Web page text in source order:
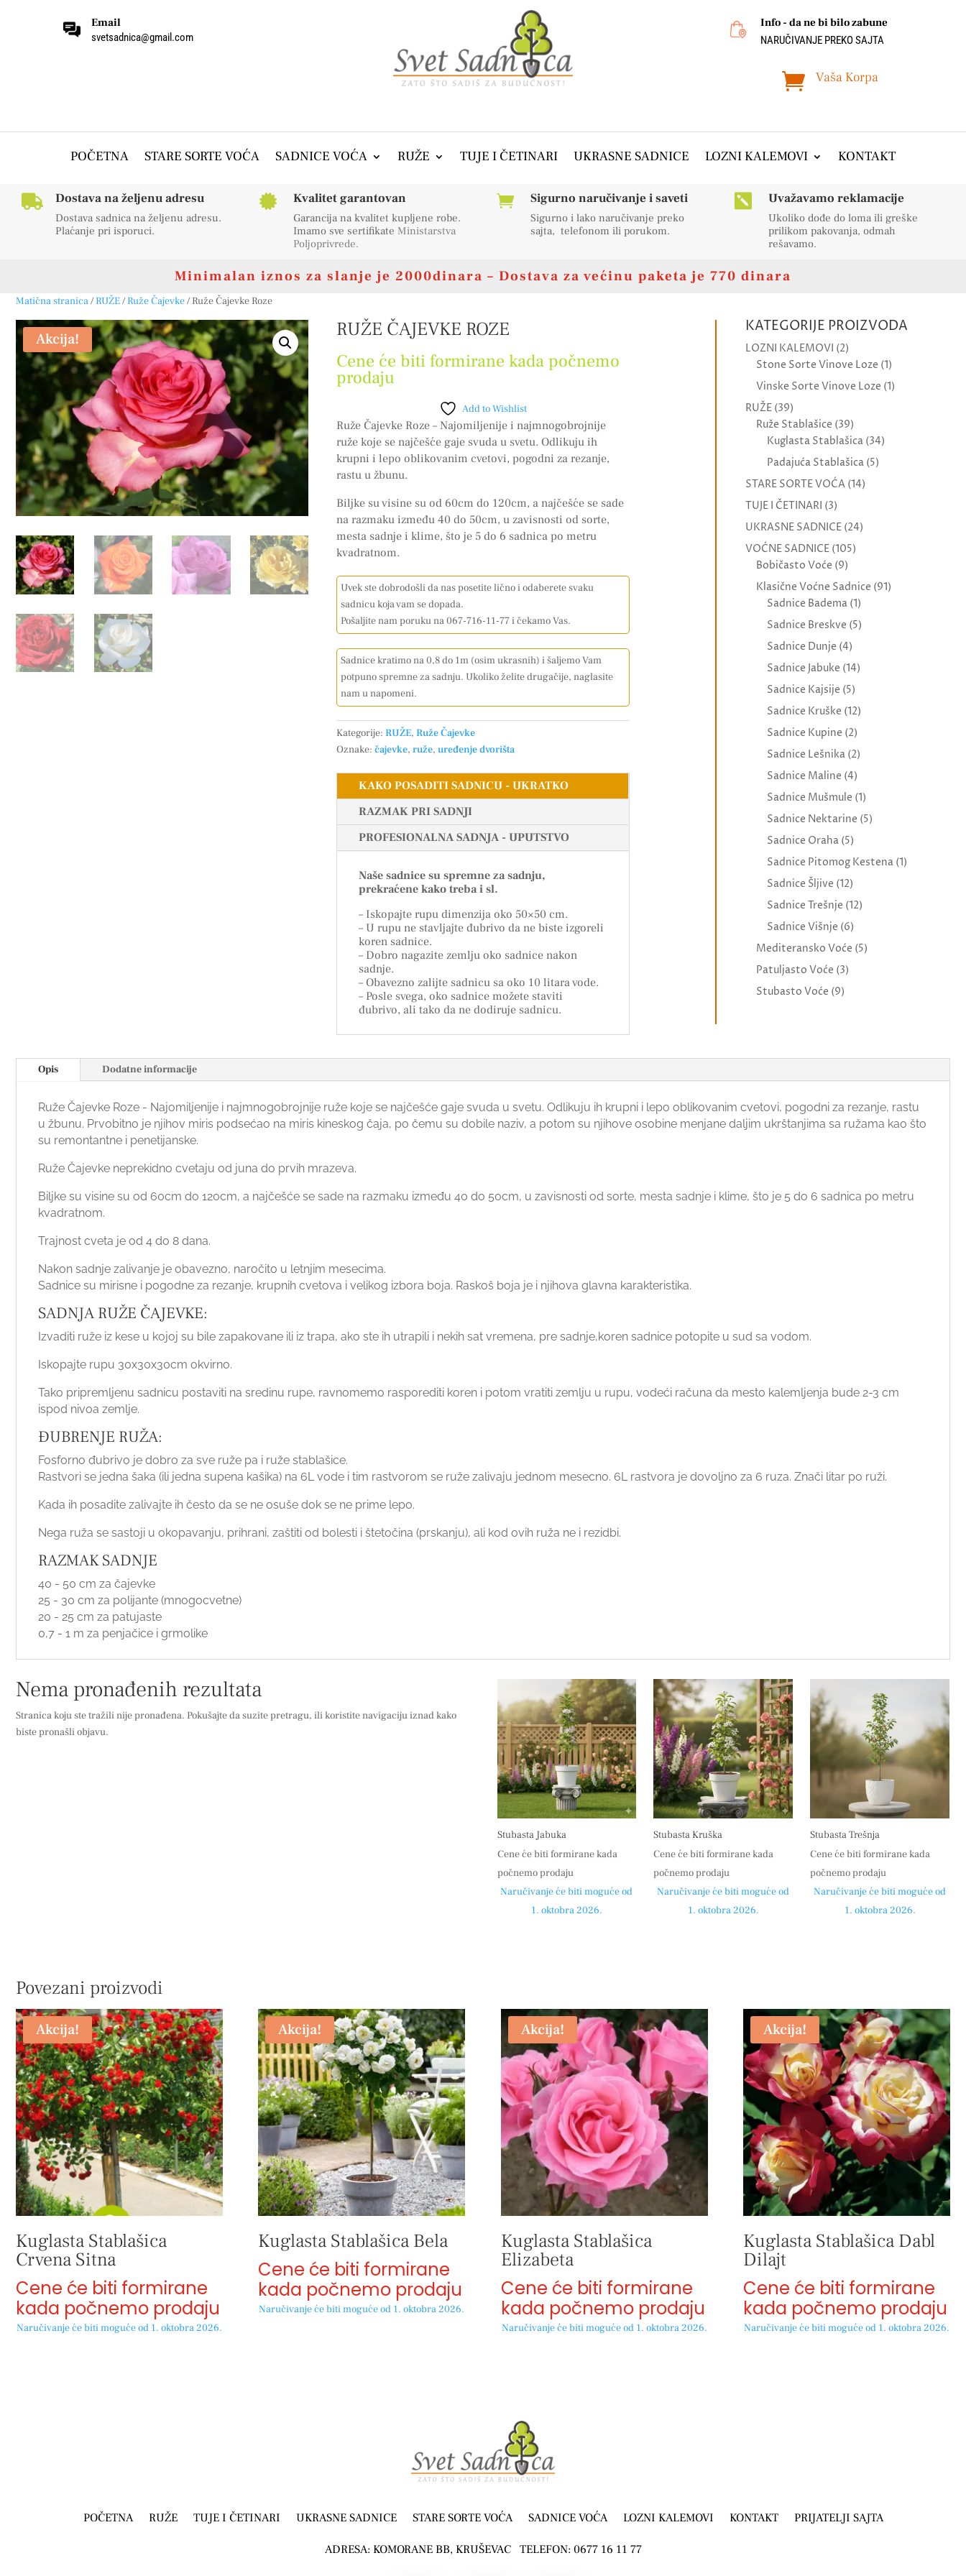
Email
svetsadnica@gmail.com
Info - da ne bi bilo zabune
NARUČIVANJE PREKO SAJTA
 Vaša Korpa
POČETNA STARE SORTE VOĆA SADNICE VOĆA RUŽE TUJE I ČETINARI UKRASNE SADNICE LOZNI KALEMOVI KONTAKT
 Dostava na željenu adresu
Dostava sadnica na željenu adresu.
Plaćanje pri isporuci.
 Kvalitet garantovan
Garancija na kvalitet kupljene robe.
Imamo sve sertifikate Ministarstva
Poljoprivrede.
 Sigurno naručivanje i saveti
Sigurno i lako naručivanje preko
sajta, telefonom ili porukom.
 Uvažavamo reklamacije
Ukoliko dođe do loma ili greške
prilikom pakovanja, odmah
rešavamo.
Minimalan iznos za slanje je 2000dinara – Dostava za većinu paketa je 770 dinara
Matična stranica/RUŽE/Ruže Čajevke/ Ruže Čajevke Roze
Akcija! RUŽE ČAJEVKE ROZE
Cene će biti formirane kada počnemo
prodaju
Add to Wishlist
Ruže Čajevke Roze – Najomiljenije i najmnogobrojnije
ruže koje se najčešće gaje svuda u svetu. Odlikuju ih
krupni i lepo oblikovanim cvetovi, pogodni za rezanje,
rastu u žbunu.
Biljke su visine su od 60cm do 120cm, a najčešće se sade
na razmaku između 40 do 50cm, u zavisnosti od sorte,
mesta sadnje i klime, što je 5 do 6 sadnica po metru
kvadratnom.
Uvek ste dobrodošli da nas posetite lično i odaberete svaku
sadnicu koja vam se dopada.
Pošaljite nam poruku na 067-716-11-77 i čekamo Vas.
Sadnice kratimo na 0,8 do 1m (osim ukrasnih) i šaljemo Vam
potpuno spremne za sadnju. Ukoliko želite drugačije, naglasite
nam u napomeni.
Kategorije:RUŽE,Ruže Čajevke
Oznake:čajevke,ruže,uređenje dvorišta
KAKO POSADITI SADNICU - UKRATKO
RAZMAK PRI SADNJI
PROFESIONALNA SADNJA - UPUTSTVO
Naše sadnice su spremne za sadnju,
prekraćene kako treba i sl.
– Iskopajte rupu dimenzija oko 50×50 cm.
– U rupu ne stavljajte đubrivo da ne biste izgoreli
koren sadnice.
– Dobro nagazite zemlju oko sadnice nakon
sadnje.
– Obavezno zalijte sadnicu sa oko 10 litara vode.
– Posle svega, oko sadnice možete staviti
đubrivo, ali tako da ne dodiruje sadnicu.
KATEGORIJE PROIZVODA
LOZNI KALEMOVI (2)
Stone Sorte Vinove Loze (1)
Vinske Sorte Vinove Loze (1)
RUŽE (39)
Ruže Stablašice (39)
Kuglasta Stablašica (34)
Padajuća Stablašica (5)
STARE SORTE VOĆA (14)
TUJE I ČETINARI (3)
UKRASNE SADNICE (24)
VOĆNE SADNICE (105)
Bobičasto Voće (9)
Klasične Voćne Sadnice (91)
Sadnice Badema (1)
Sadnice Breskve (5)
Sadnice Dunje (4)
Sadnice Jabuke (14)
Sadnice Kajsije (5)
Sadnice Kruške (12)
Sadnice Kupine (2)
Sadnice Lešnika (2)
Sadnice Maline (4)
Sadnice Mušmule (1)
Sadnice Nektarine (5)
Sadnice Oraha (5)
Sadnice Pitomog Kestena (1)
Sadnice Šljive (12)
Sadnice Trešnje (12)
Sadnice Višnje (6)
Mediteransko Voće (5)
Patuljasto Voće (3)
Stubasto Voće (9)
Opis Dodatne informacije
Ruže Čajevke Roze - Najomiljenije i najmnogobrojnije ruže koje se najčešće gaje svuda u svetu. Odlikuju ih krupni i lepo oblikovanim cvetovi, pogodni za rezanje, rastu
u žbunu. Prvobitno je njihov miris podsećao na miris kineskog čaja, po čemu su dobile naziv, a potom su njihove osobine menjane daljim ukrštanjima sa ružama kao što
su remontantne i penetijanske.
Ruže Čajevke neprekidno cvetaju od juna do prvih mrazeva.
Biljke su visine su od 60cm do 120cm, a najčešće se sade na razmaku između 40 do 50cm, u zavisnosti od sorte, mesta sadnje i klime, što je 5 do 6 sadnica po metru
kvadratnom.
Trajnost cveta je od 4 do 8 dana.
Nakon sadnje zalivanje je obavezno, naročito u letnjim mesecima.
Sadnice su mirisne i pogodne za rezanje, krupnih cvetova i velikog izbora boja. Raskoš boja je i njihova glavna karakteristika.
SADNJA RUŽE ČAJEVKE:
Izvaditi ruže iz kese u kojoj su bile zapakovane ili iz trapa, ako ste ih utrapili i nekih sat vremena, pre sadnje,koren sadnice potopite u sud sa vodom.
Iskopajte rupu 30x30x30cm okvirno.
Tako pripremljenu sadnicu postaviti na sredinu rupe, ravnomemo rasporediti koren i potom vratiti zemlju u rupu, vodeći računa da mesto kalemljenja bude 2-3 cm
ispod nivoa zemlje.
ĐUBRENJE RUŽA:
Fosforno đubrivo je dobro za sve ruže pa i ruže stablašice.
Rastvori se jedna šaka (ili jedna supena kašika) na 6L vode i tim rastvorom se ruže zalivaju jednom mesecno. 6L rastvora je dovoljno za 6 ruza. Znači litar po ruži.
Kada ih posadite zalivajte ih često da se ne osuše dok se ne prime lepo.
Nega ruža se sastoji u okopavanju, prihrani, zaštiti od bolesti i štetočina (prskanju), ali kod ovih ruža ne i rezidbi.
RAZMAK SADNJE
40 - 50 cm za čajevke
25 - 30 cm za polijante (mnogocvetne)
20 - 25 cm za patujaste
0,7 - 1 m za penjačice i grmolike
Nema pronađenih rezultata
Stranica koju ste tražili nije pronađena. Pokušajte da suzite pretragu, ili koristite navigaciju iznad kako
biste pronašli objavu.
Stubasta Jabuka
Cene će biti formirane kada
počnemo prodaju
Naručivanje će biti moguće od
1. oktobra 2026.
Stubasta Kruška
Cene će biti formirane kada
počnemo prodaju
Naručivanje će biti moguće od
1. oktobra 2026.
Stubasta Trešnja
Cene će biti formirane kada
počnemo prodaju
Naručivanje će biti moguće od
1. oktobra 2026.
Povezani proizvodi
Akcija!
Kuglasta Stablašica
Crvena Sitna
Cene će biti formirane
kada počnemo prodaju
Naručivanje će biti moguće od 1. oktobra 2026.
Akcija!
Kuglasta Stablašica Bela
Cene će biti formirane
kada počnemo prodaju
Naručivanje će biti moguće od 1. oktobra 2026.
Akcija!
Kuglasta Stablašica
Elizabeta
Cene će biti formirane
kada počnemo prodaju
Naručivanje će biti moguće od 1. oktobra 2026.
Akcija!
Kuglasta Stablašica Dabl
Dilajt
Cene će biti formirane
kada počnemo prodaju
Naručivanje će biti moguće od 1. oktobra 2026.
POČETNA RUŽE TUJE I ČETINARI UKRASNE SADNICE STARE SORTE VOĆA SADNICE VOĆA LOZNI KALEMOVI KONTAKT PRIJATELJI SAJTA
ADRESA: KOMORANE BB, KRUŠEVAC TELEFON: 0677 16 11 77